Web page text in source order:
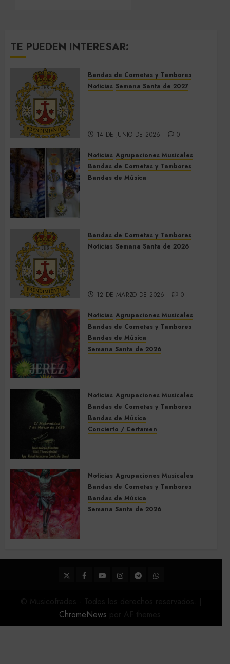
TE PUEDEN INTERESAR:
Bandas de Cornetas y Tambores
Noticias Semana Santa de 2027
14 DE JUNIO DE 2026 0
Noticias Agrupaciones Musicales
Bandas de Cornetas y Tambores
Bandas de Música
9 DE MAYO DE 2026 0
Bandas de Cornetas y Tambores
Noticias Semana Santa de 2026
12 DE MARZO DE 2026 0
Noticias Agrupaciones Musicales
Bandas de Cornetas y Tambores
Bandas de Música
Semana Santa de 2026
5 DE MARZO DE 2026 0
Noticias Agrupaciones Musicales
Bandas de Cornetas y Tambores
Bandas de Música
Concierto / Certamen
Noticias Agrupaciones Musicales
Bandas de Cornetas y Tambores
Bandas de Música
Semana Santa de 2026
22 DE FEBRERO DE 2026
0
TwitterFacebook
YoutubeInstagram
TelegramWhatsApp
ChromeNews